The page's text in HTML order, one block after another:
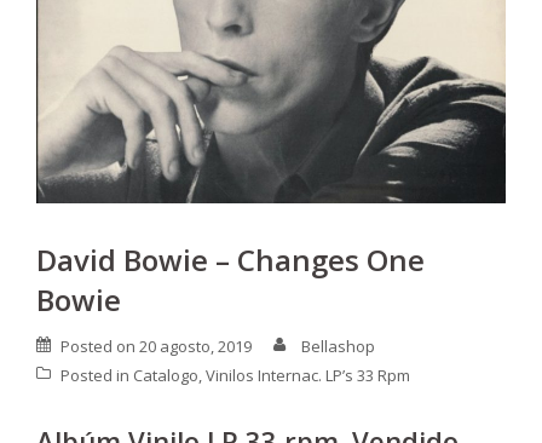
David Bowie – Changes One
Bowie
Posted on 20 agosto, 2019
Bellashop
Posted in Catalogo,Vinilos Internac. LP’s 33 Rpm